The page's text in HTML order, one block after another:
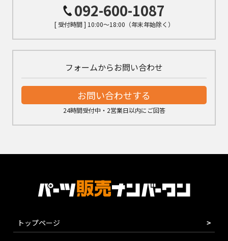
092-600-1087
[ 受付時間 ] 10:00～18:00（年末年始除く）
フォームからお問い合わせ
お問い合わせする
24時間受付中・2営業日以内にご回答
トップページ